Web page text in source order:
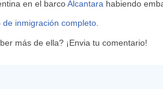
en el barcoAlcantarahabiendo
inmigración completo.
más de ella? ¡Envia tu comentario!